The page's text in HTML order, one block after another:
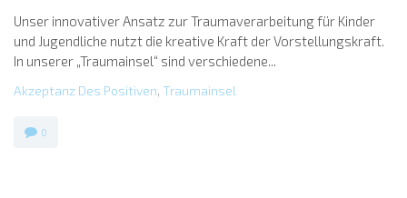
Unser innovativer Ansatz zur Traumaverarbeitung für Kinder
und Jugendliche nutzt die kreative Kraft der Vorstellungskraft.
In unserer „Traumainsel“ sind verschiedene...
Akzeptanz Des Positiven, Traumainsel
0